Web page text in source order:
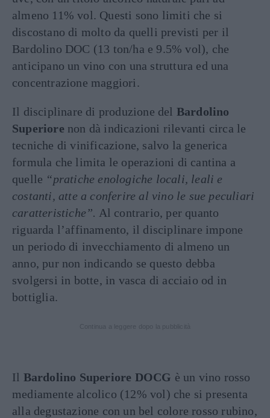
almeno 11% vol. Questi sono limiti che si
discostano di molto da quelli previsti per il
Bardolino DOC (13 ton/ha e 9.5% vol), che
anticipano un vino con una struttura ed una
concentrazione maggiori.
Il disciplinare di produzione del Bardolino
Superiore non dà indicazioni rilevanti circa le
tecniche di vinificazione, salvo la generica
formula che limita le operazioni di cantina a
quelle “pratiche enologiche locali, leali e
costanti, atte a conferire al vino le sue peculiari
caratteristiche”. Al contrario, per quanto
riguarda l’affinamento, il disciplinare impone
un periodo di invecchiamento di almeno un
anno, pur non indicando se questo debba
svolgersi in botte, in vasca di acciaio od in
bottiglia.
Il Bardolino Superiore DOCG è un vino rosso
mediamente alcolico (12% vol) che si presenta
alla degustazione con un bel colore rosso rubino,